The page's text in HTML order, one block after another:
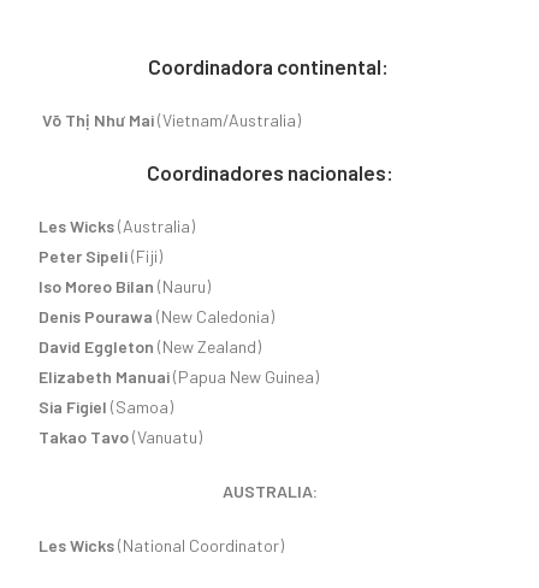
Coordinadora continental:
Võ Thị Như Mai(Vietnam/Australia)
Coordinadores nacionales:
Les Wicks(Australia)
Peter Sipeli(Fiji)
Iso Moreo Bilan (Nauru)
Denis Pourawa (New Caledonia)
David Eggleton (New Zealand)
Elizabeth Manuai(Papua New Guinea)
Sia Figiel(Samoa)
Takao Tavo(Vanuatu)
AUSTRALIA:
Les Wicks(National Coordinator)